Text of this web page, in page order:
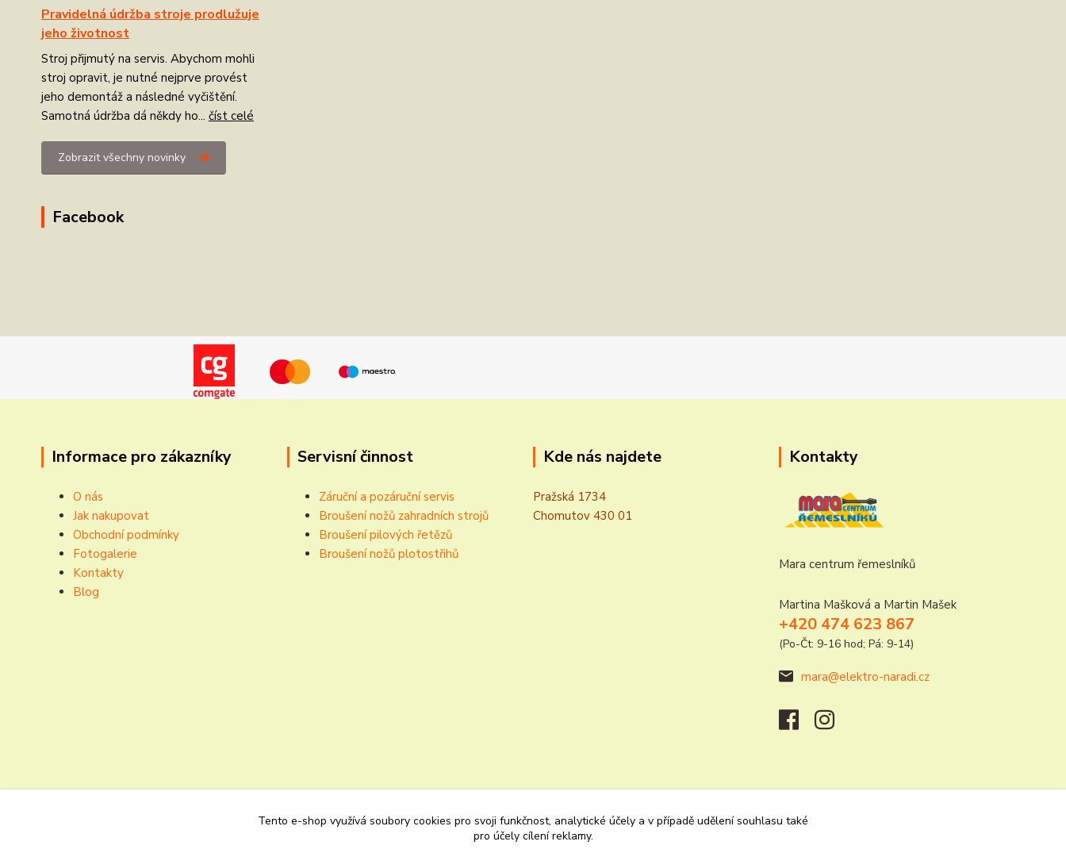
Pravidelná údržba stroje prodlužuje
jeho životnost
Stroj přijmutý na servis. Abychom mohli
stroj opravit, je nutné nejprve provést
jeho demontáž a následné vyčištění.
Samotná údržba dá někdy ho... číst celé
Zobrazit všechny novinky
Facebook
Informace pro zákazníky
O nás
Jak nakupovat
Obchodní podmínky
Fotogalerie
Kontakty
Blog
Servisní činnost
Záruční a pozáruční servis
Broušení nožů zahradních strojů
Broušení pilových řetězů
Broušení nožů plotostřihů
Kde nás najdete
Pražská 1734
Chomutov 430 01
Kontakty
Mara centrum řemeslníků
Martina Mašková a Martin Mašek
+420 474 623 867
(Po-Čt: 9-16 hod; Pá: 9-14)
mara@elektro-naradi.cz
Tento e-shop využívá soubory cookies pro svoji funkčnost, analytické účely a v případě udělení souhlasu také
pro účely cílení reklamy.